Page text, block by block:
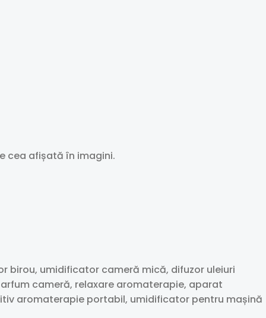
cea afișată în imagini.
birou, umidificator cameră mică, difuzor uleiuri
cameră, relaxare aromaterapie, aparat
aromaterapie portabil, umidificator pentru mașină